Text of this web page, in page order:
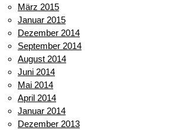
März 2015
Januar 2015
Dezember 2014
September 2014
August 2014
Juni 2014
Mai 2014
April 2014
Januar 2014
Dezember 2013